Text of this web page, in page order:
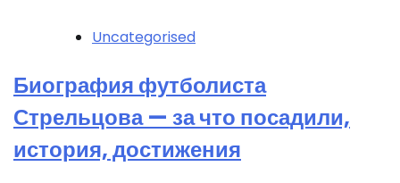
Uncategorised
Биография футболиста
Стрельцова — за что посадили,
история, достижения